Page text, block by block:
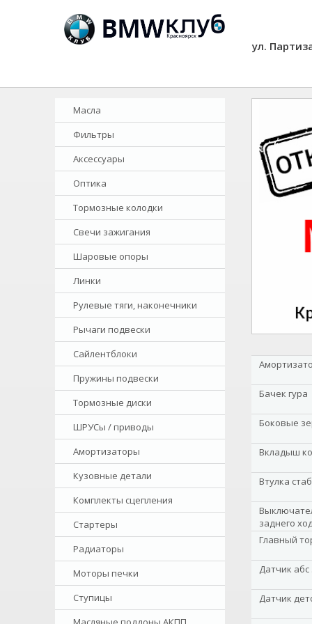
ул.
Масла
Фильтры
Аксессуары
Оптика
Тормозные колодки
Свечи зажигания
Шаровые опоры
Линки
Рулевые тяги, наконечники
Рычаги подвески
Сайлентблоки
Пружины подвески
Тормозные диски
ШРУСы / приводы
Амортизаторы
Кузовные детали
Комплекты сцепления
Стартеры
Радиаторы
Моторы печки
Ступицы
Бачек гура
Боковые
Вкладыш
Втулка
заднего
Главный
Датчик
Датчик